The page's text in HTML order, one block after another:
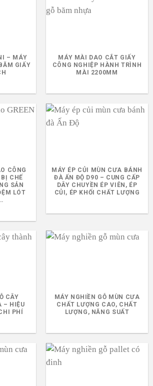
– MÁY
GIẤY
MÁY MÀI DAO CẮT GIẤY
CÔNG NGHIỆP HÀNH TRÌNH
MÀI 2200MM
CÔNG
CHẾ
SẢN
LÓT
MÁY ÉP CỦI MÙN CƯA BÁNH
ĐÀ ẤN ĐỘ D90 – CUNG CẤP
DÂY CHUYỀN ÉP VIÊN, ÉP
CỦI, ÉP KHỐI CHẤT LƯỢNG
CÂY
– HIỆU
PHÍ
MÁY NGHIỀN GỖ MÙN CƯA
CHẤT LƯỢNG CAO, CHẤT
LƯỢNG, NĂNG SUẤT